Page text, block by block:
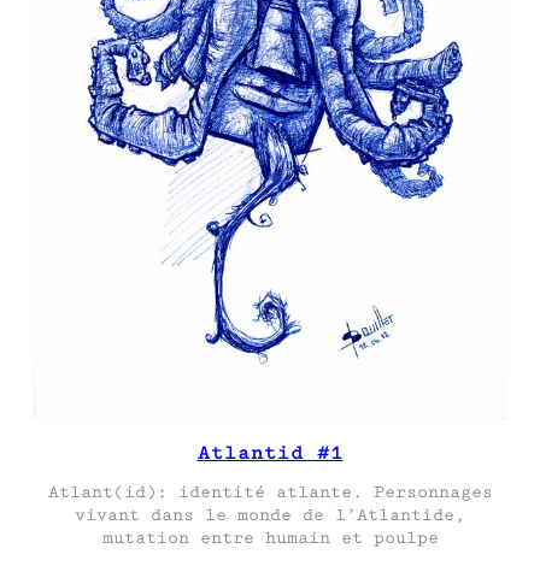
Atlantid #1
Atlant(id): identité atlante. Personnages
vivant dans le monde de l’Atlantide,
mutation entre humain et poulpe